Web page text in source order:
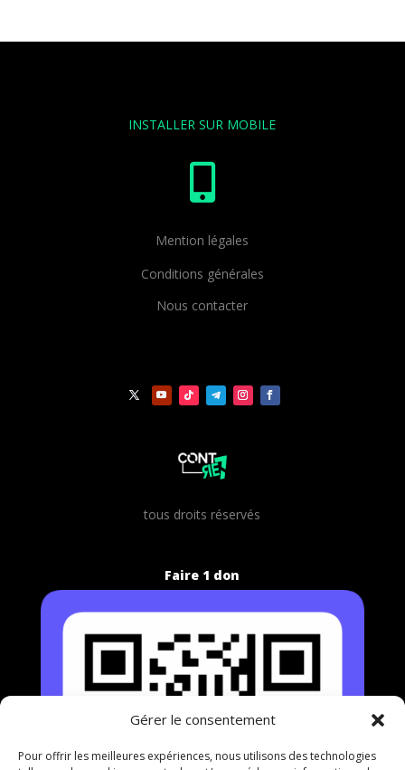
Gérer le consentement
Pour offrir les meilleures expériences, nous utilisons des technologies
INSTALLER SUR MOBILE

Mention légales
Conditions générales
Nous contacter
tous droits réservés
Faire 1 don